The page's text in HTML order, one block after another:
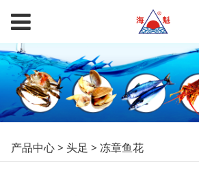
冻章鱼花
产品中心>头足 >冻章鱼花